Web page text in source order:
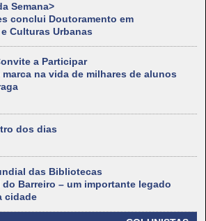
Semana>
conclui Doutoramento em
Culturas Urbanas
a Participar
na vida de milhares de alunos
dos dias
das Bibliotecas
Barreiro – um importante legado
cidade